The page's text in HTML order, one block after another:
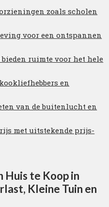
zoals scholen
voor een ontspannen
ruimte voor het hele
en
van de buitenlucht en
met uitstekende prijs-
Huis te Koop in
Kleine Tuin en